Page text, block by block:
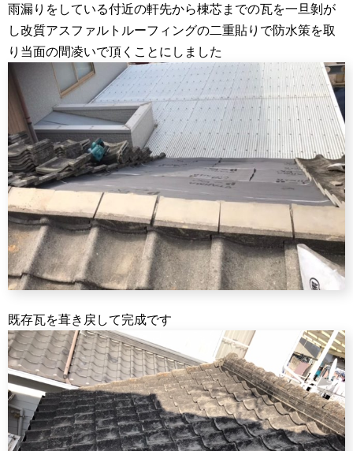
雨漏りをしている付近の軒先から棟芯までの瓦を一旦剝が
し改質アスファルトルーフィングの二重貼りで防水策を取
り当面の間凌いで頂くことにしました
既存瓦を葺き戻して完成です